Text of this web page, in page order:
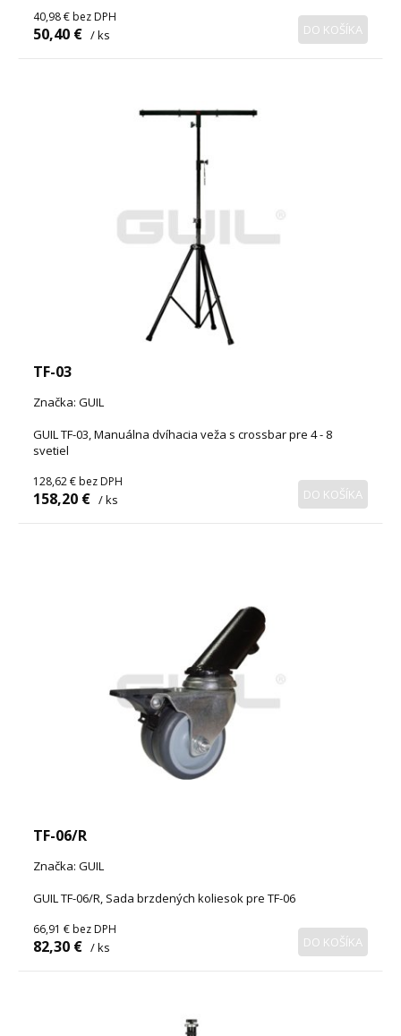
40,98 € bez DPH
50,40 € / ks DO KOŠÍKA
TF-03
Značka: GUIL
GUIL TF-03, Manuálna dvíhacia veža s crossbar pre 4 - 8
svetiel
128,62 € bez DPH
158,20 € / ks DO KOŠÍKA
TF-06/R
Značka: GUIL
GUIL TF-06/R, Sada brzdených koliesok pre TF-06
66,91 € bez DPH
82,30 € / ks DO KOŠÍKA